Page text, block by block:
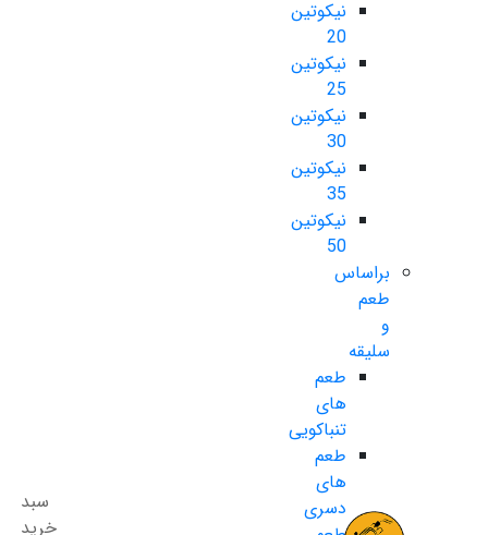
نیکوتین
20
نیکوتین
25
نیکوتین
30
نیکوتین
35
نیکوتین
50
براساس
طعم
و
سلیقه
طعم
های
تنباکویی
طعم
های
دسری
سبد
خرید